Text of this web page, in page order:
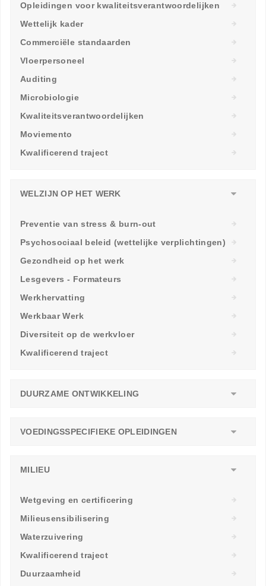
Opleidingen voor kwaliteitsverantwoordelijken
Wettelijk kader
Commerciële standaarden
Vloerpersoneel
Auditing
Microbiologie
Kwaliteitsverantwoordelijken
Moviemento
Kwalificerend traject
WELZIJN OP HET WERK
Preventie van stress & burn-out
Psychosociaal beleid (wettelijke verplichtingen)
Gezondheid op het werk
Lesgevers - Formateurs
Werkhervatting
Werkbaar Werk
Diversiteit op de werkvloer
Kwalificerend traject
DUURZAME ONTWIKKELING
VOEDINGSSPECIFIEKE OPLEIDINGEN
MILIEU
Wetgeving en certificering
Milieusensibilisering
Waterzuivering
Kwalificerend traject
Duurzaamheid